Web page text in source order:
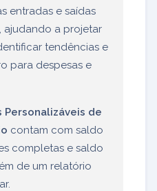
entradas e saídas
ajudando a projetar
tendências e
para despesas e
Personalizáveis de
contam com saldo
completas e saldo
de um relatório